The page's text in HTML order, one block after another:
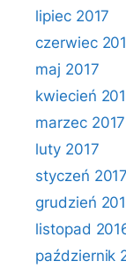
lipiec 2017
czerwiec
maj 2017
kwiecień
marzec 2017
luty 2017
styczeń 2017
grudzień
listopad
październik